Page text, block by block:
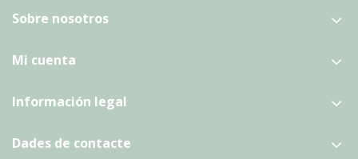
Sobre nosotros
Mi cuenta
Información legal
Dades de contacte